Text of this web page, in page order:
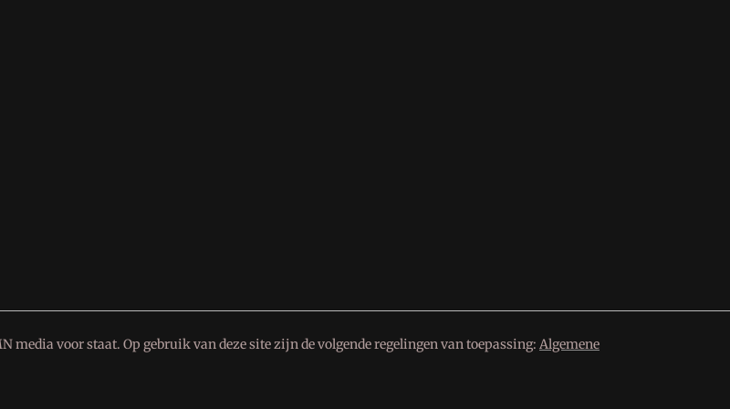
media voor staat. Op gebruik van deze site zijn de volgende regelingen van toepassing: Algemene